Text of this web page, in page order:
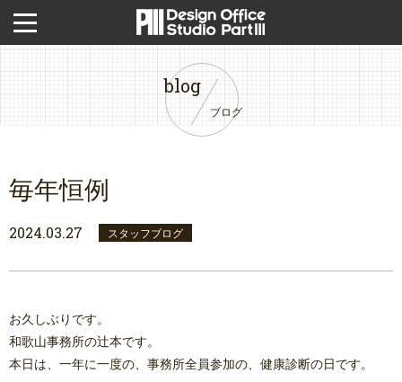
ブログ
blog
毎年恒例
2024.03.27 スタッフブログ
お久しぶりです。
和歌山事務所の辻本です。
本日は、一年に一度の、事務所全員参加の、健康診断の日です。